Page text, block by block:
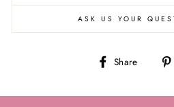
ASK US YOUR
Share
Share